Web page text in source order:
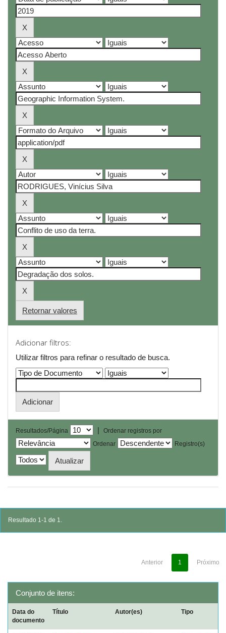
Retornar valores
Adicionar filtros:
Utilizar filtros para refinar o resultado de busca.
Resultados/Página |
Ordenar registros por
Ordenar
Registro(s)
Resultado 1-1 de 1.
Anterior 1 Próximo
Conjunto de itens:
Data do
documento
Título Autor(es) Tipo